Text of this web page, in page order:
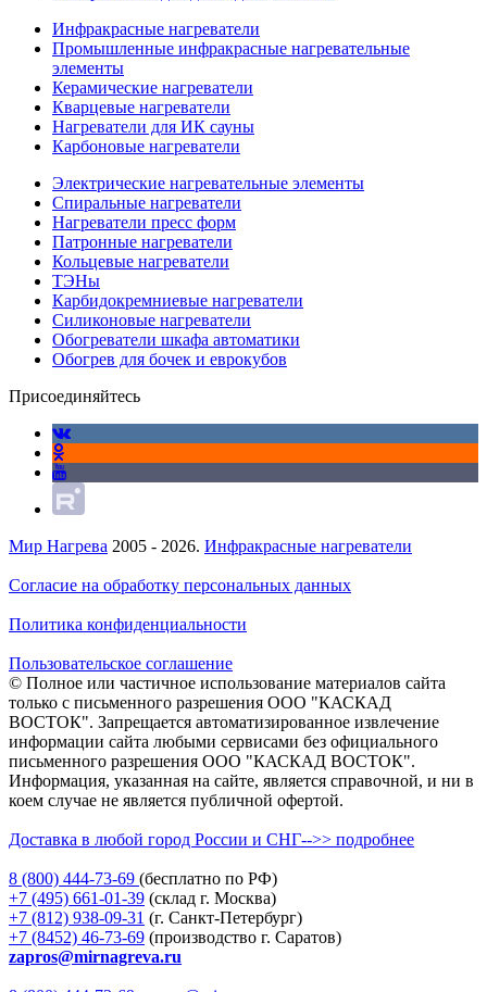
Инфракрасные нагреватели
Промышленные инфракрасные нагревательные
элементы
Керамические нагреватели
Кварцевые нагреватели
Нагреватели для ИК сауны
Карбоновые нагреватели
Электрические нагревательные элементы
Спиральные нагреватели
Нагреватели пресс форм
Патронные нагреватели
Кольцевые нагреватели
ТЭНы
Карбидокремниевые нагреватели
Силиконовые нагреватели
Обогреватели шкафа автоматики
Обогрев для бочек и еврокубов
Присоединяйтесь
Мир Нагрева 2005 - 2026. Инфракрасные нагреватели
Согласие на обработку персональных данных
Политика конфиденциальности
Пользовательское соглашение
© Полное или частичное использование материалов сайта
только с письменного разрешения ООО "КАСКАД
ВОСТОК". Запрещается автоматизированное извлечение
информации сайта любыми сервисами без официального
письменного разрешения ООО "КАСКАД ВОСТОК".
Информация, указанная на сайте, является справочной, и ни в
коем случае не является публичной офертой.
Доставка в любой город России и СНГ-->> подробнее
8 (800) 444-73-69 (бесплатно по РФ)
+7 (495) 661-01-39 (склад г. Москва)
+7 (812) 938-09-31 (г. Санкт-Петербург)
+7 (8452) 46-73-69 (производство г. Саратов)
zapros@mirnagreva.ru